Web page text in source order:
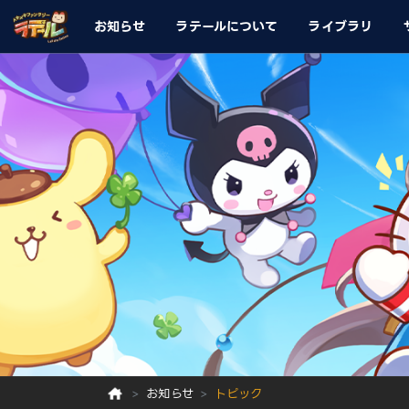
お知らせ ラテールについて ライブラリ
お知らせ トピック